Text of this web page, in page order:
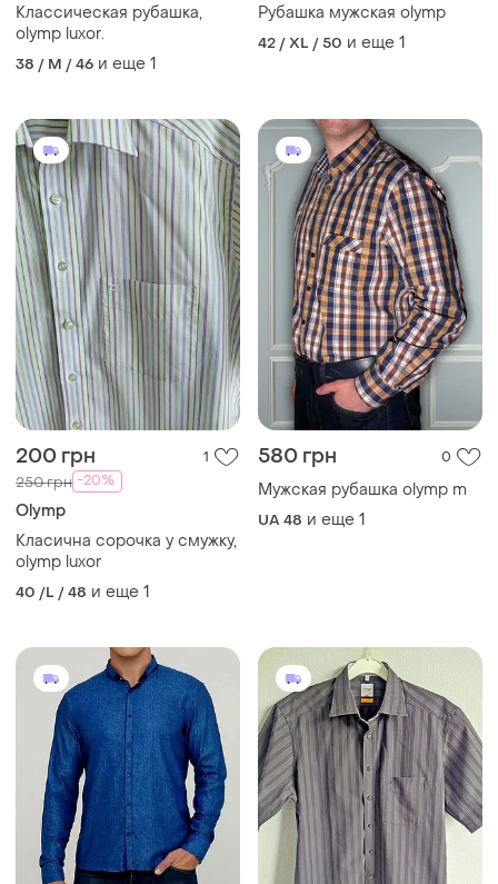
Классическая рубашка,
olymp luxor.
38 / M / 46 и еще 1
Рубашка мужская olymp
42 / XL / 50 и еще 1
200 грн 1
250 грн -20%
Olymp
Класична сорочка у смужку,
olymp luxor
40 /L / 48 и еще 1
580 грн 0
Мужская рубашка olymp m
UA 48 и еще 1